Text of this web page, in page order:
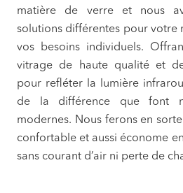
matière de verre et nous
solutions différentes pour votre
vos besoins individuels.
vitrage de haute qualité et
pour refléter la lumière
de la différence que font
modernes. Nous ferons en
confortable et aussi économe
sans courant d’air ni perte de